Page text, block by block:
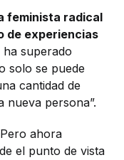
feminista radical
de experiencias
superado
solo se puede
cantidad de
nueva persona”.
ahora
el punto de vista